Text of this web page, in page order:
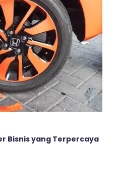
Bisnis yang Terpercaya